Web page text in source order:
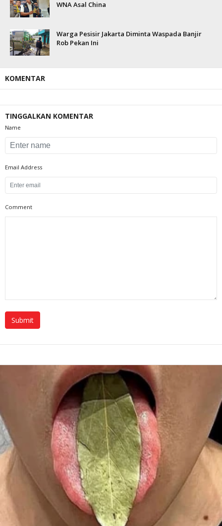
WNA Asal China
Warga Pesisir Jakarta Diminta Waspada Banjir
Rob Pekan Ini
KOMENTAR
TINGGALKAN KOMENTAR
Name
Email Address
Comment